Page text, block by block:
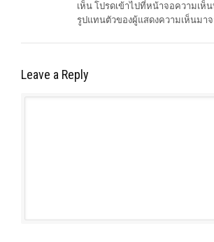
เห็น โปรดเข้าไปที่หน้าจอความเห็
รูปแทนตัวของผู้แสดงความเห็นมาจ
Leave a Reply